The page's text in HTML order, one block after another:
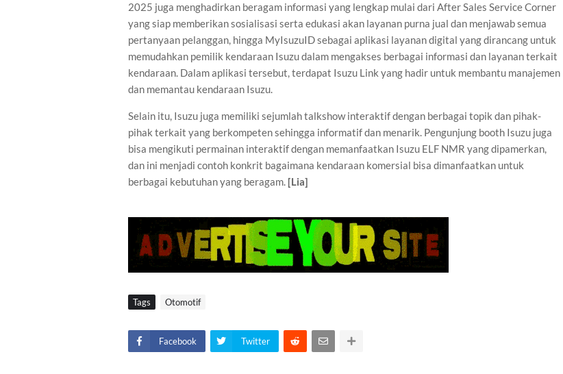
2025 juga menghadirkan beragam informasi yang lengkap mulai dari After Sales Service Corner
yang siap memberikan sosialisasi serta edukasi akan layanan purna jual dan menjawab semua
pertanyaan pelanggan, hingga MyIsuzuID sebagai aplikasi layanan digital yang dirancang untuk
memudahkan pemilik kendaraan Isuzu dalam mengakses berbagai informasi dan layanan terkait
kendaraan. Dalam aplikasi tersebut, terdapat Isuzu Link yang hadir untuk membantu manajemen
dan memantau kendaraan Isuzu.
Selain itu, Isuzu juga memiliki sejumlah talkshow interaktif dengan berbagai topik dan pihak-
pihak terkait yang berkompeten sehingga informatif dan menarik. Pengunjung booth Isuzu juga
bisa mengikuti permainan interaktif dengan memanfaatkan Isuzu ELF NMR yang dipamerkan,
dan ini menjadi contoh konkrit bagaimana kendaraan komersial bisa dimanfaatkan untuk
berbagai kebutuhan yang beragam. [Lia]
Tags Otomotif
Facebook Twitter